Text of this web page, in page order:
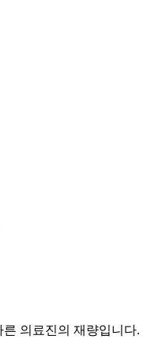
의료진의 재량입니다.